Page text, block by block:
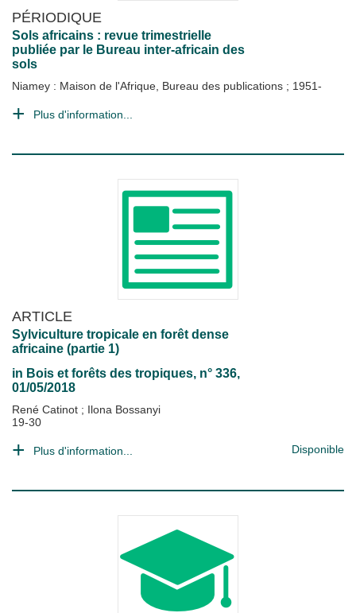
PÉRIODIQUE
Sols africains : revue trimestrielle
publiée par le Bureau inter-africain des
sols
Niamey : Maison de l'Afrique, Bureau des publications ; 1951-
Plus d'information...
ARTICLE
Sylviculture tropicale en forêt dense
africaine (partie 1)
in Bois et forêts des tropiques, n° 336,
01/05/2018
René Catinot ; Ilona Bossanyi
19-30
Plus d'information... Disponible